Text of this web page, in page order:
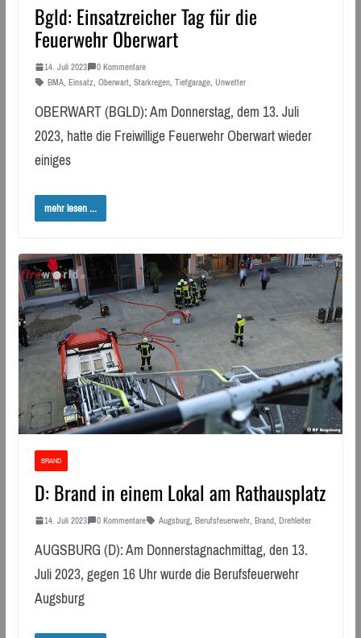
Bgld: Einsatzreicher Tag für die
Feuerwehr Oberwart
14. Juli 2023
0 Kommentare
BMA, Einsatz, Oberwart, Starkregen, Tiefgarage, Unwetter
OBERWART (BGLD): Am Donnerstag, dem 13. Juli
2023, hatte die Freiwillige Feuerwehr Oberwart wieder
einiges
mehr lesen ...
BRAND
D: Brand in einem Lokal am Rathausplatz
14. Juli 2023 0 Kommentare Augsburg, Berufsfeuerwehr, Brand, Drehleiter
AUGSBURG (D): Am Donnerstagnachmittag, den 13.
Juli 2023, gegen 16 Uhr wurde die Berufsfeuerwehr
Augsburg